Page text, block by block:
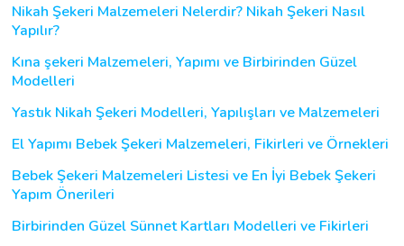
Nikah Şekeri Malzemeleri Nelerdir? Nikah Şekeri Nasıl
Yapılır?
Kına şekeri Malzemeleri, Yapımı ve Birbirinden Güzel
Modelleri
Yastık Nikah Şekeri Modelleri, Yapılışları ve Malzemeleri
El Yapımı Bebek Şekeri Malzemeleri, Fikirleri ve Örnekleri
Bebek Şekeri Malzemeleri Listesi ve En İyi Bebek Şekeri
Yapım Önerileri
Birbirinden Güzel Sünnet Kartları Modelleri ve Fikirleri